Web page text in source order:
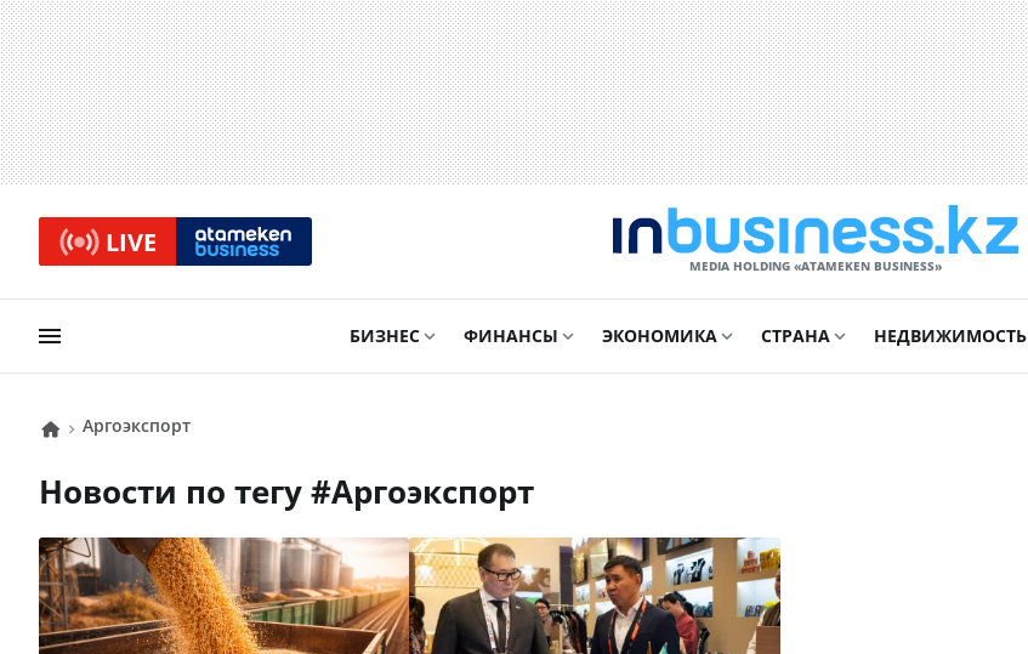
LIVE
MEDIA HOLDING «ATAMEKЕN BUSINESS»
БИЗНЕС ФИНАНСЫ ЭКОНОМИКА СТРАНА НЕДВИЖИМОСТЬ
аргоэкспорт
Новости по тегу # аргоэкспорт